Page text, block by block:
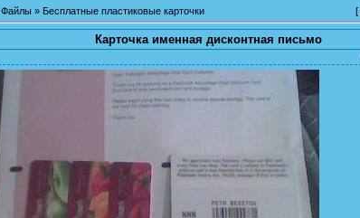
Файлы » Бесплатные пластиковые карточки [
Карточка именная дисконтная письмо